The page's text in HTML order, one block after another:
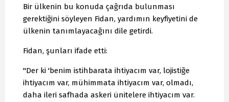
Bir ülkenin bu konuda çağrıda bulunması
gerektiğini söyleyen Fidan, yardımın keyfiyetini de
ülkenin tanımlayacağını dile getirdi.
Fidan, şunları ifade etti:
"Der ki 'benim istihbarata ihtiyacım var, lojistiğe
ihtiyacım var, mühimmata ihtiyacım var, olmadı,
daha ileri safhada askeri ünitelere ihtiyacım var.